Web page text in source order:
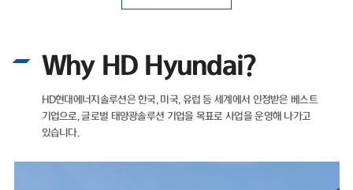
업신용등급 'A'는 전반적인 채무상환 능력이 높고, 장래 급격한 환경 변화에
는 설립 이후 회사채 발행 없이 사업을 영위해 왔으며, 총차입금보다 현금성
자산이 더 많은 마이너스(-) 순차입금 기조를 유지하고 있다.재무 건전성을
나타내는 지표인 부채비율 역시 해마다 개선되고 있다. ▲2021년 89.05%
▲2022년 71.11% ▲2023년 35.12% ▲2024년 22.75%를 기록했으
며, 2025년에도 26.96%로 낮은 수준을 유지했다.HD현대에너지솔루션은
비 66% 증가한 9848억 원을 기록했다. 같은 기간 영업이익은 95억 원에서
Why HD Hyundai?
HD현대에너지솔루션은 한국, 미국, 유럽 등 세계에서 인정받은 베스트
기업으로,글로벌 태양광솔루션 기업을 목표로 사업을 운영해 나가고
있습니다.